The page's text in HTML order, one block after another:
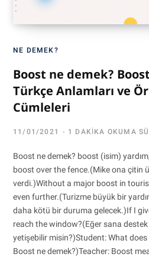
NE DEMEK?
Boost ne demek?
Türkçe Anlamları ve
Cümleleri
11/01/2021 1 DAKIKA OKUMA
Boost ne demek? boost (isim)
boost over the fence.(Mike ona çitin
verdi.)Without a major boost in
even further.(Turizme büyük bir
daha kötü bir duruma gelecek.)If I
reach the window?(Eğer sana
yetişebilir misin?)Student: What
Boost ne demek?)Teacher: Boost